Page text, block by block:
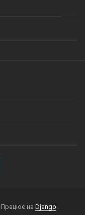
Працює на Django.